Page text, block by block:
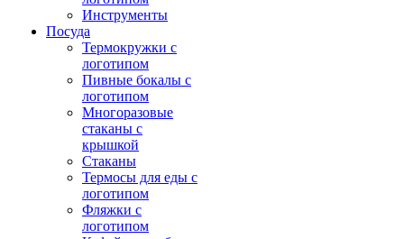
Инструменты
Посуда
Термокружки с
логотипом
Пивные бокалы с
логотипом
Многоразовые
стаканы с
крышкой
Стаканы
Термосы для еды с
логотипом
Фляжки с
логотипом